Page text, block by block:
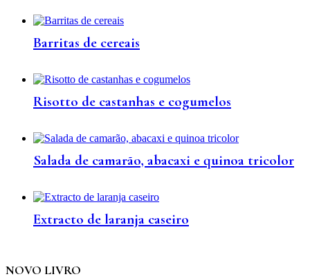
Barritas de cereais
Risotto de castanhas e cogumelos
Salada de camarão, abacaxi e quinoa tricolor
Extracto de laranja caseiro
NOVO LIVRO